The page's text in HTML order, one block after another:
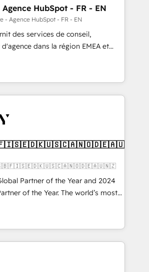
ABM: Drive pipeline with inbound,
👩‍💻Web Design:
websites with UX, messaging,
that drive results. 🤖AI
with tailored AI services. 🧩
HubSpot with custom
HubSpot - FR - EN
- Agence HubSpot - FR - EN
des services de conseil,
dans la région EMEA et
plus de 115 experts en
Growth, Revops, CRM et
an integrator. With over 115
(We focus on EMEA - USA
🇬🇧🇫🇮🇸🇪🇩🇰🇺🇸🇨🇦🇳🇴🇩🇪🇦🇺🇳🇿
Partner of the Year and 2024
of the Year. The world’s most
fully accredited HubSpot Solutions
across EMEA, APAC and NAM,
CRM programmes and
every HubSpot Hub. 🧭 From
to AI-powered automation,